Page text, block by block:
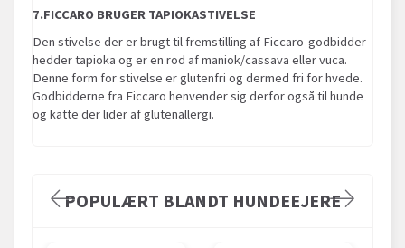
7.FICCARO BRUGER TAPIOKASTIVELSE
Den stivelse der er brugt til fremstilling af Ficcaro-godbidder
hedder tapioka og er en rod af maniok/cassava eller vuca.
Denne form for stivelse er glutenfri og dermed fri for hvede.
Godbidderne fra Ficcaro henvender sig derfor også til hunde
og katte der lider af glutenallergi.
POPULÆRT BLANDT HUNDEEJERE